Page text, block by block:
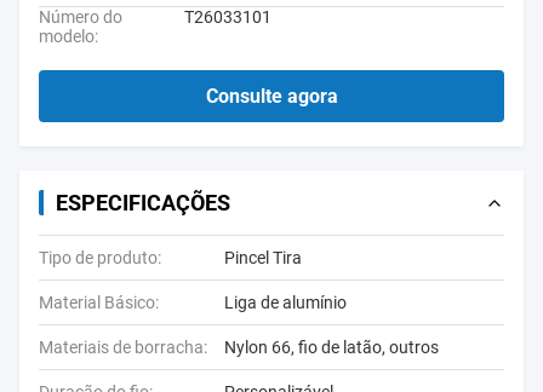
Número do
modelo:
T26033101
Consulte agora
ESPECIFICAÇÕES
Tipo de produto: Pincel Tira
Material Básico: Liga de alumínio
Materiais de borracha: Nylon 66, fio de latão, outros